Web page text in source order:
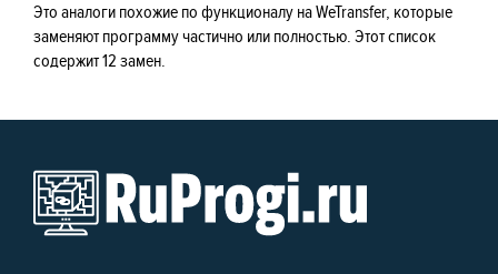
Это аналоги похожие по функционалу на WeTransfer, которые
заменяют программу частично или полностью. Этот список
содержит 12 замен.